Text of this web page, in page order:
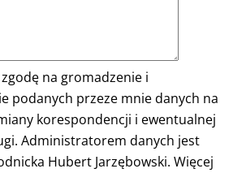
na gromadzenie i
podanych przeze mnie danych na
korespondencji i ewentualnej
Administratorem danych jest
Hubert Jarzębowski. Więcej